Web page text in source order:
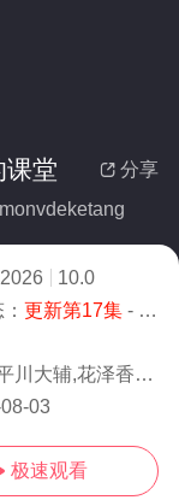
 分享
课堂
2026
10.0
更新第17集- 免费在线观看
晴香,铃木实里,本渡枫,速水奖,上村祐翔,菲鲁
03
极速观看